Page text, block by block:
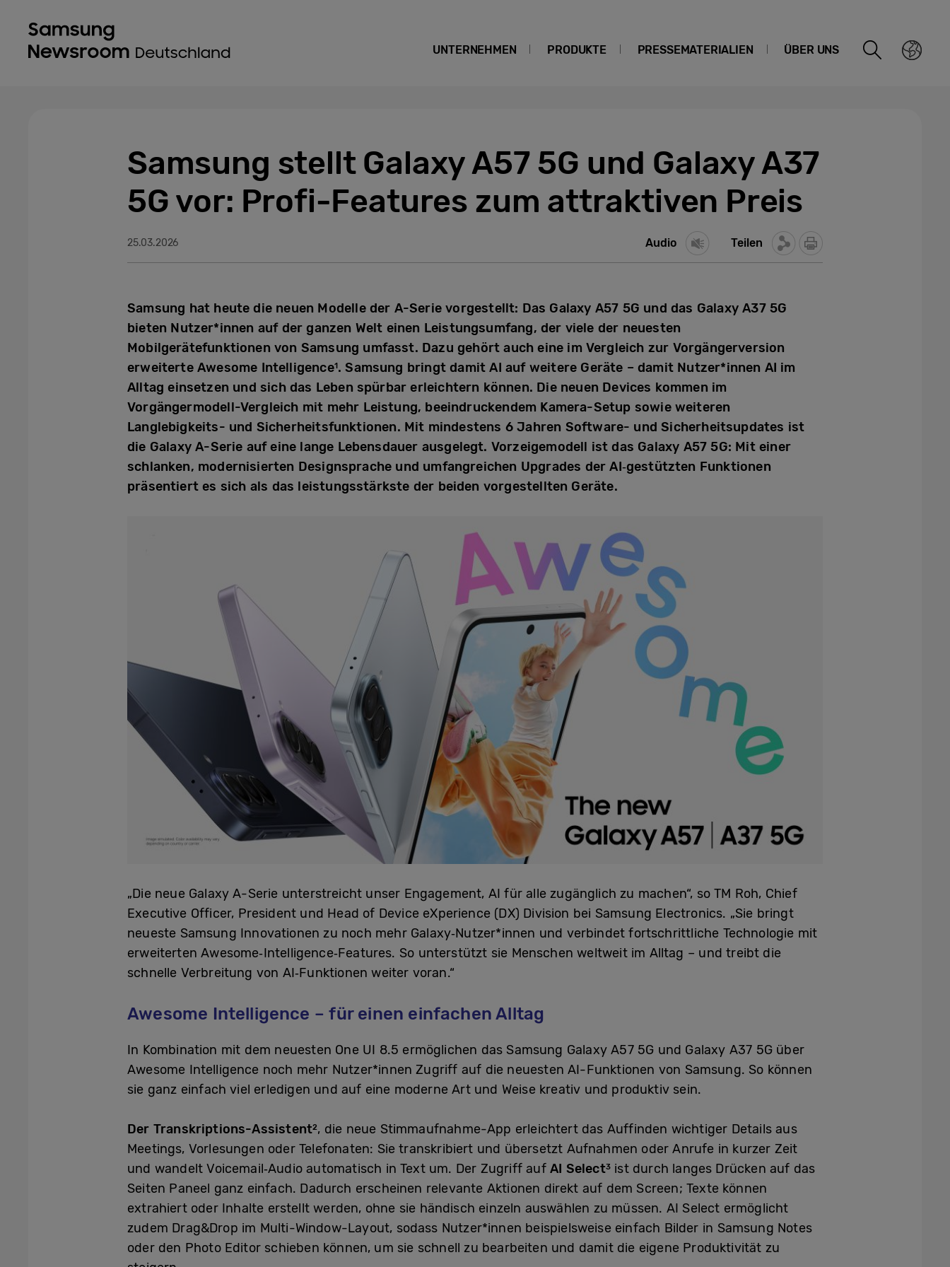
UNTERNEHMEN PRODUKTE PRESSEMATERIALIEN ÜBER UNS
Samsung stellt Galaxy A57 5G und Galaxy A37
5G vor: Profi-Features zum attraktiven Preis
25.03.2026 Audio Teilen
Samsung hat heute die neuen Modelle der A-Serie vorgestellt: Das Galaxy A57 5G und das Galaxy A37 5G
bieten Nutzer*innen auf der ganzen Welt einen Leistungsumfang, der viele der neuesten
Mobilgerätefunktionen von Samsung umfasst. Dazu gehört auch eine im Vergleich zur Vorgängerversion
erweiterte Awesome Intelligence1. Samsung bringt damit AI auf weitere Geräte – damit Nutzer*innen AI im
Alltag einsetzen und sich das Leben spürbar erleichtern können. Die neuen Devices kommen im
Vorgängermodell-Vergleich mit mehr Leistung, beeindruckendem Kamera-Setup sowie weiteren
Langlebigkeits- und Sicherheitsfunktionen. Mit mindestens 6 Jahren Software- und Sicherheitsupdates ist
die Galaxy A-Serie auf eine lange Lebensdauer ausgelegt. Vorzeigemodell ist das Galaxy A57 5G: Mit einer
schlanken, modernisierten Designsprache und umfangreichen Upgrades der AI‑gestützten Funktionen
präsentiert es sich als das leistungsstärkste der beiden vorgestellten Geräte.
„Die neue Galaxy A-Serie unterstreicht unser Engagement, AI für alle zugänglich zu machen“, so TM Roh, Chief
Executive Officer, President und Head of Device eXperience (DX) Division bei Samsung Electronics. „Sie bringt
neueste Samsung Innovationen zu noch mehr Galaxy‑Nutzer*innen und verbindet fortschrittliche Technologie mit
erweiterten Awesome‑Intelligence‑Features. So unterstützt sie Menschen weltweit im Alltag – und treibt die
schnelle Verbreitung von AI‑Funktionen weiter voran.“
Awesome Intelligence – für einen einfachen Alltag
In Kombination mit dem neuesten One UI 8.5 ermöglichen das Samsung Galaxy A57 5G und Galaxy A37 5G über
Awesome Intelligence noch mehr Nutzer*innen Zugriff auf die neuesten AI-Funktionen von Samsung. So können
sie ganz einfach viel erledigen und auf eine moderne Art und Weise kreativ und produktiv sein.
Der Transkriptions-Assistent2, die neue Stimmaufnahme-App erleichtert das Auffinden wichtiger Details aus
Meetings, Vorlesungen oder Telefonaten: Sie transkribiert und übersetzt Aufnahmen oder Anrufe in kurzer Zeit
und wandelt Voicemail‑Audio automatisch in Text um. Der Zugriff aufAI Select3ist durch langes Drücken auf das
Seiten Paneel ganz einfach. Dadurch erscheinen relevante Aktionen direkt auf dem Screen; Texte können
extrahiert oder Inhalte erstellt werden, ohne sie händisch einzeln auswählen zu müssen. AI Select ermöglicht
zudem Drag&Drop im Multi-Window-Layout, sodass Nutzer*innen beispielsweise einfach Bilder in Samsung Notes
oder den Photo Editor schieben können, um sie schnell zu bearbeiten und damit die eigene Produktivität zu